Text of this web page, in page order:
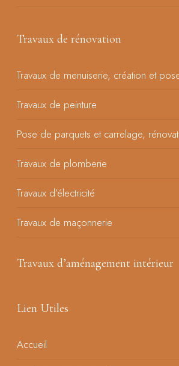
Travaux de rénovation
Travaux de menuiserie, création et
Travaux de peinture
Pose de parquets et carrelage,
Travaux de plomberie
Travaux d’électricité
Travaux de maçonnerie
Travaux d’aménagement intérieur
Lien Utiles
Accueil